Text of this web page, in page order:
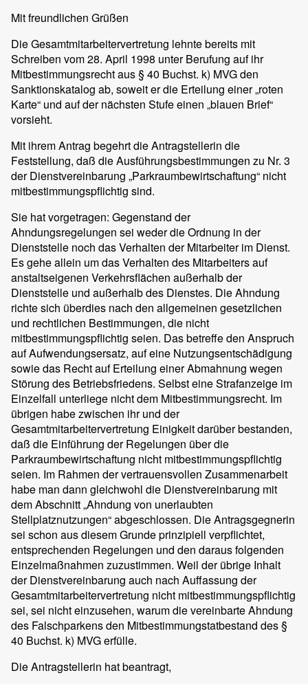
Mit freundlichen Grüßen
Die Gesamtmitarbeitervertretung lehnte bereits mit
Schreiben vom 28. April 1998 unter Berufung auf ihr
Mitbestimmungsrecht aus § 40 Buchst. k) MVG den
Sanktionskatalog ab, soweit er die Erteilung einer „roten
Karte“ und auf der nächsten Stufe einen „blauen Brief“
vorsieht.
Mit ihrem Antrag begehrt die Antragstellerin die
Feststellung, daß die Ausführungsbestimmungen zu Nr. 3
der Dienstvereinbarung „Parkraumbewirtschaftung“ nicht
mitbestimmungspflichtig sind.
Sie hat vorgetragen: Gegenstand der
Ahndungsregelungen sei weder die Ordnung in der
Dienststelle noch das Verhalten der Mitarbeiter im Dienst.
Es gehe allein um das Verhalten des Mitarbeiters auf
anstaltseigenen Verkehrsflächen außerhalb der
Dienststelle und außerhalb des Dienstes. Die Ahndung
richte sich überdies nach den allgemeinen gesetzlichen
und rechtlichen Bestimmungen, die nicht
mitbestimmungspflichtig seien. Das betreffe den Anspruch
auf Aufwendungsersatz, auf eine Nutzungsentschädigung
sowie das Recht auf Erteilung einer Abmahnung wegen
Störung des Betriebsfriedens. Selbst eine Strafanzeige im
Einzelfall unterliege nicht dem Mitbestimmungsrecht. Im
übrigen habe zwischen ihr und der
Gesamtmitarbeitervertretung Einigkeit darüber bestanden,
daß die Einführung der Regelungen über die
Parkraumbewirtschaftung nicht mitbestimmungspflichtig
seien. Im Rahmen der vertrauensvollen Zusammenarbeit
habe man dann gleichwohl die Dienstvereinbarung mit
dem Abschnitt „Ahndung von unerlaubten
Stellplatznutzungen“ abgeschlossen. Die Antragsgegnerin
sei schon aus diesem Grunde prinzipiell verpflichtet,
entsprechenden Regelungen und den daraus folgenden
Einzelmaßnahmen zuzustimmen. Weil der übrige Inhalt
der Dienstvereinbarung auch nach Auffassung der
Gesamtmitarbeitervertretung nicht mitbestimmungspflichtig
sei, sei nicht einzusehen, warum die vereinbarte Ahndung
des Falschparkens den Mitbestimmungstatbestand des §
40 Buchst. k) MVG erfülle.
Die Antragstellerin hat beantragt,